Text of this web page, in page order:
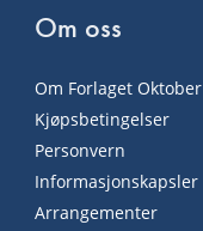
Om oss
Om Forlaget Oktober
Kjøpsbetingelser
Personvern
Informasjonskapsler
Arrangementer